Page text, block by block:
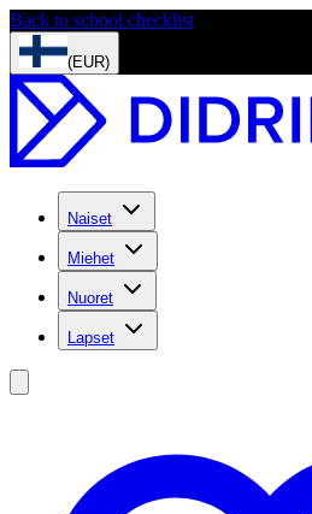
Back to school checklist
(EUR)
Naiset
Miehet
Nuoret
Lapset